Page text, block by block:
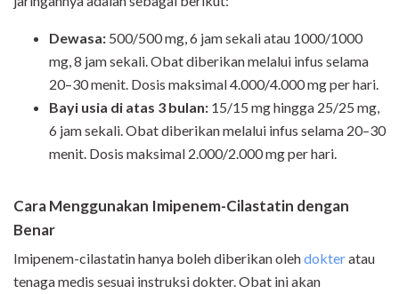
Dewasa: 500/500 mg, 6 jam sekali atau 1000/1000
mg, 8 jam sekali. Obat diberikan melalui infus selama
20–30 menit. Dosis maksimal 4.000/4.000 mg per hari.
Bayi usia di atas 3 bulan: 15/15 mg hingga 25/25 mg,
6 jam sekali. Obat diberikan melalui infus selama 20–30
menit. Dosis maksimal 2.000/2.000 mg per hari.
Cara Menggunakan Imipenem-Cilastatin dengan
Benar
Imipenem-cilastatin hanya boleh diberikan olehdokteratau
tenaga medis sesuai instruksi dokter. Obat ini akan